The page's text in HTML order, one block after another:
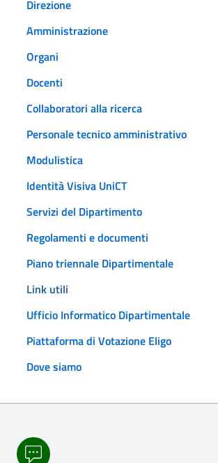
Direzione
Amministrazione
Organi
Docenti
Collaboratori alla ricerca
Personale tecnico amministrativo
Modulistica
Identità Visiva UniCT
Servizi del Dipartimento
Regolamenti e documenti
Piano triennale Dipartimentale
Link utili
Ufficio Informatico Dipartimentale
Piattaforma di Votazione Eligo
Dove siamo